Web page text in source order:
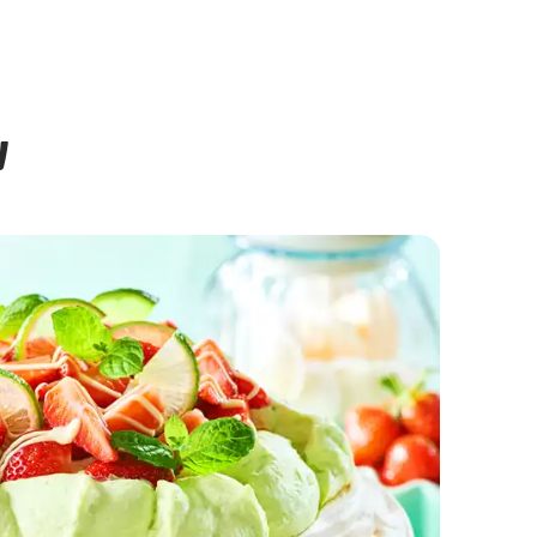
Migdałowe ciasteczka z owocami leśnymi